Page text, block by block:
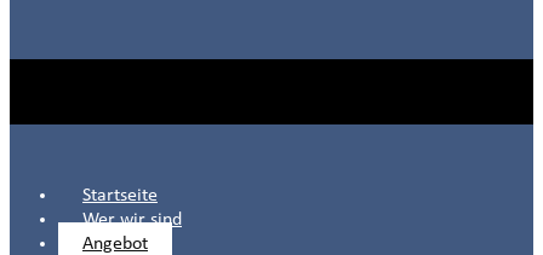
Startseite
Wer wir sind
Angebot